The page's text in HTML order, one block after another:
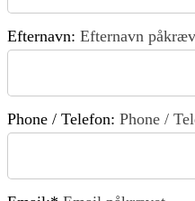
Efternavn: Efternavn
Phone / Telefon: Phone /